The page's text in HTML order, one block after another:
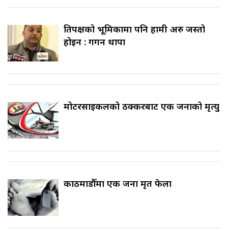
प्रतिपक्षको भूमिकामा पनि हामी अरु जस्तो
होइन : गगन थापा
मोटरसाइकलको ठक्करबाट एक जनाको मृत्यु
काठमाडौँमा एक जना मृत फेला